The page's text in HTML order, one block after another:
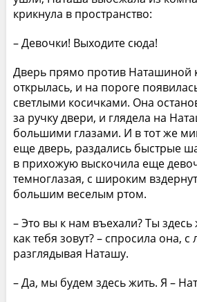
крикнула в пространство:
– Девочки! Выходите сюда!
Дверь прямо против Наташиной
открылась, и на пороге
светлыми косичками. Она
за ручку двери, и глядела на
большими глазами. И в тот же
еще дверь, раздались быстрые
в прихожую выскочила еще
темноглазая, с широким
большим веселым ртом.
– Это вы к нам въехали? Ты
как тебя зовут? – спросила она,
разглядывая Наташу.
– Да, мы будем здесь жить. Я –